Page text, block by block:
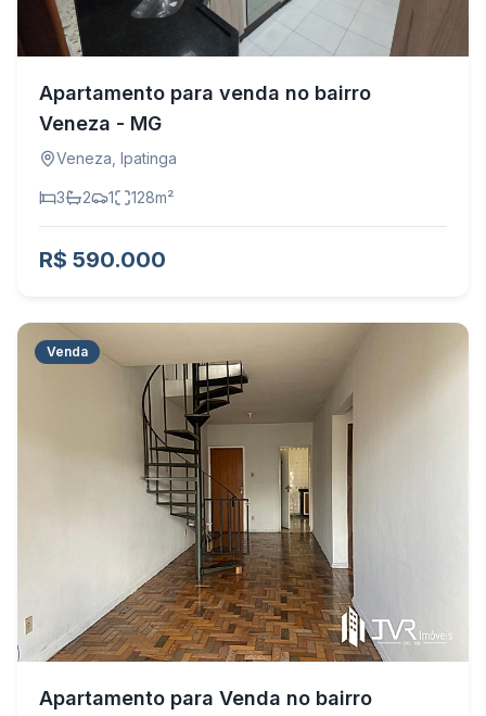
Apartamento para venda no bairro
Veneza - MG
Veneza Ipatinga
3 2 1 128m²
R$ 590.000
Venda
Apartamento para Venda no bairro